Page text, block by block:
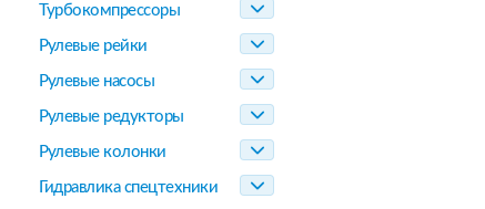
Турбокомпрессоры
Рулевые рейки
Рулевые насосы
Рулевые редукторы
Рулевые колонки
Гидравлика спецтехники